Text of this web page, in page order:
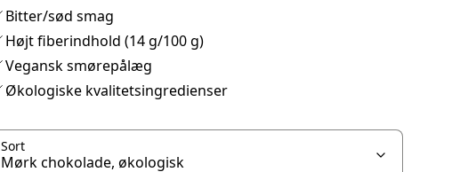
Bitter/sød smag
Højt fiberindhold (14 g/100 g)
Vegansk smørepålæg
Økologiske kvalitetsingredienser
Sort